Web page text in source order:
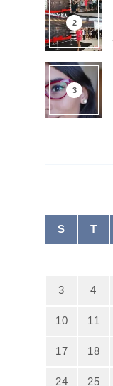
S T
3 4
10 11
17 18
24 25